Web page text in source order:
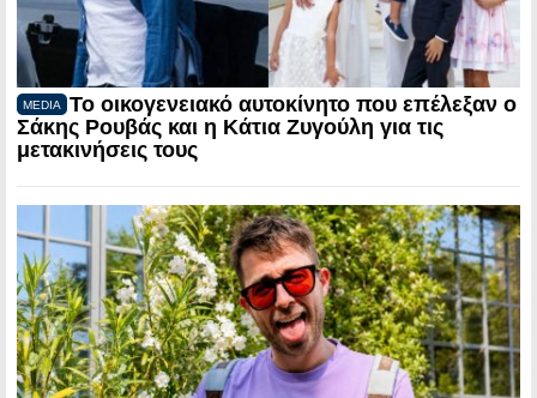
MEDIA
Το οικογενειακό αυτοκίνητο που επέλεξαν ο
Σάκης Ρουβάς και η Κάτια Ζυγούλη για τις
μετακινήσεις τους